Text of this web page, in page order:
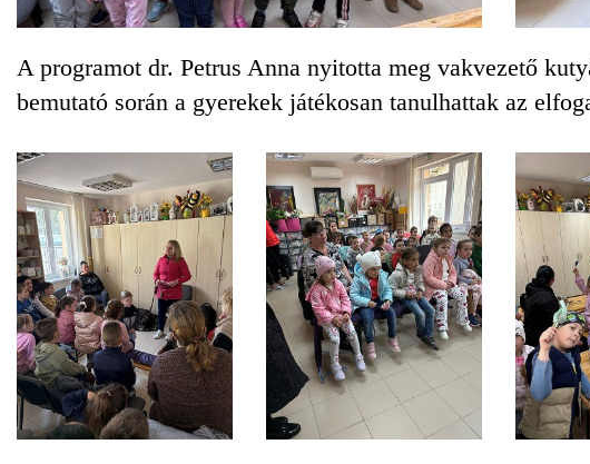
A programot dr. Petrus Anna nyitotta meg vakvezető
bemutató során a gyerekek játékosan tanulhattak az